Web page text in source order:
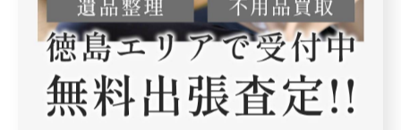
遺品整理加速の要因と徳島市ならではの課題
徳島市で遺品整理の必要性が加速している要因には、高
齢化の進展だけでなく、空き家の増加や人口流出も関係